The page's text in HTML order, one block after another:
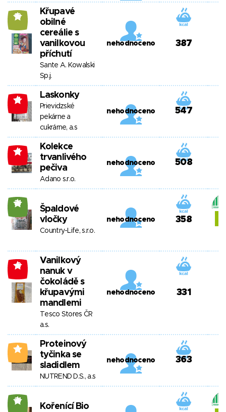
12
Křupavé
obilné
cereálie s
vanilkovou
příchutí
Sante A. Kowalski
Sp.j.
nehodnoceno 387
-1 Laskonky
Prievidzské
pekárne a
cukrárne, a.s
nehodnoceno 547
-1
Kolekce
trvanlivého
pečiva
Adano s.r.o.
nehodnoceno 508
21
Špaldové
vločky
Country-Life, s.r.o.
nehodnoceno 358
-2
Vanilkový
nanuk v
čokoládě s
křupavými
mandlemi
Tesco Stores ČR
a.s.
nehodnoceno 331
4
Proteinový
tyčinka se
sladidlem
NUTREND D.S., a.s
nehodnoceno 363
21
Kořenící Bio